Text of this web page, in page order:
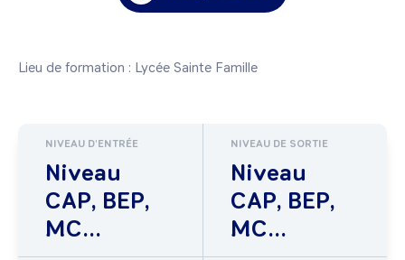
Lieu de formation : Lycée Sainte Famille
NIVEAU D'ENTRÉE
Niveau
CAP, BEP,
MC...
NIVEAU DE SORTIE
Niveau
CAP, BEP,
MC...